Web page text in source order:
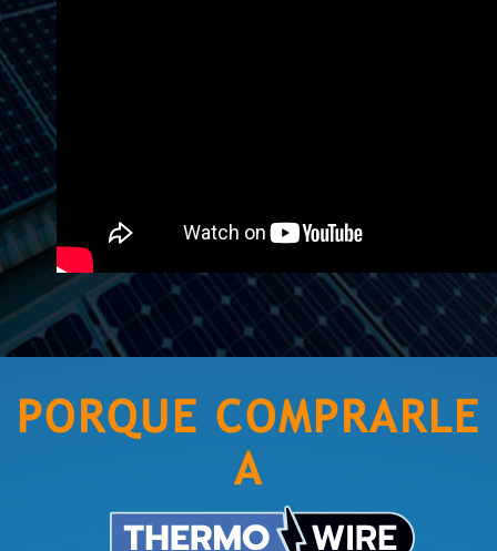
PORQUE COMPRARLE
A